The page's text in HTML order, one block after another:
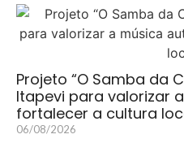
Projeto “O Samba da
Itapevi para valorizar
fortalecer a cultura
06/08/2026